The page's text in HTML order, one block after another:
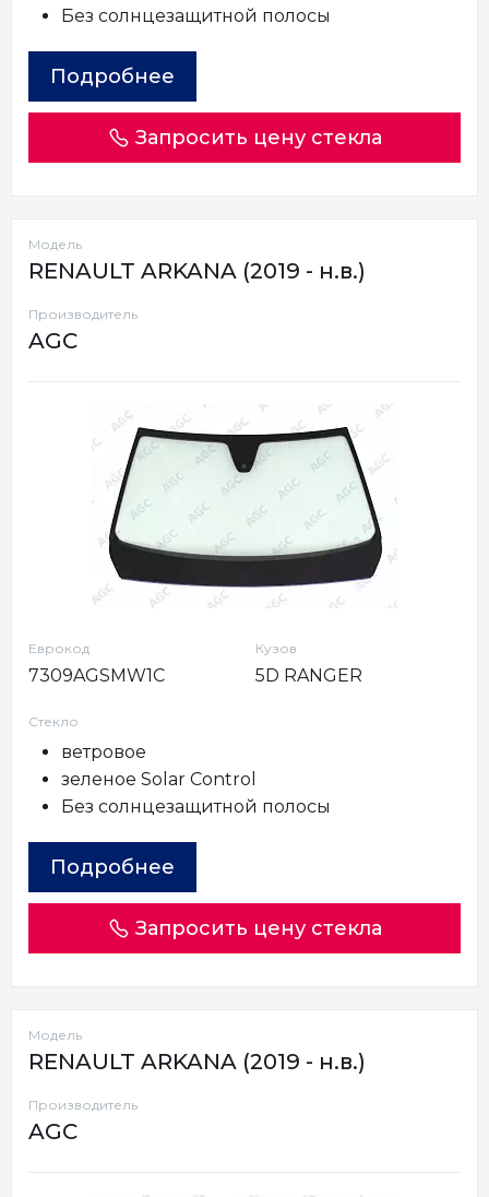
Без солнцезащитной полосы
Подробнее
Запросить цену стекла
Модель
RENAULT ARKANA (2019 - н.в.)
Производитель
AGC
Еврокод
7309AGSMW1C
Кузов
5D RANGER
Стекло
ветровое
зеленое Solar Control
Без солнцезащитной полосы
Подробнее
Запросить цену стекла
Модель
RENAULT ARKANA (2019 - н.в.)
Производитель
AGC